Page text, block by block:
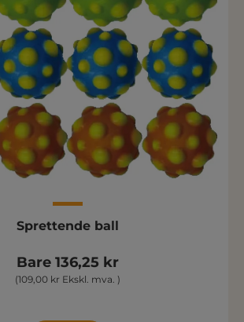
Sprettende ball
Bare 136,25 kr
(109,00 kr Ekskl. mva. )